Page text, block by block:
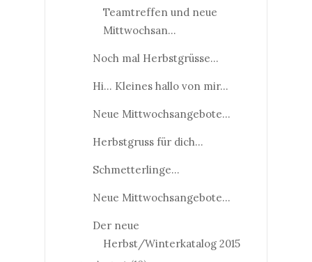
Teamtreffen und neue
Mittwochsan...
Noch mal Herbstgrüsse...
Hi... Kleines hallo von mir...
Neue Mittwochsangebote...
Herbstgruss für dich...
Schmetterlinge...
Neue Mittwochsangebote...
Der neue
Herbst/Winterkatalog 2015